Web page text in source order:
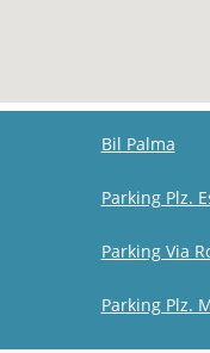
Bil Palma
Parking Plz.
Parking Via
Parking Plz.